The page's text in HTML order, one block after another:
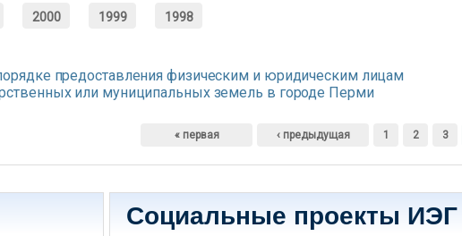
2000 1999 1998
предоставления физическим и юридическим лицам
или муниципальных земель в городе Перми
« первая ‹ предыдущая 1 2 3
Социальные проекты ИЭГ